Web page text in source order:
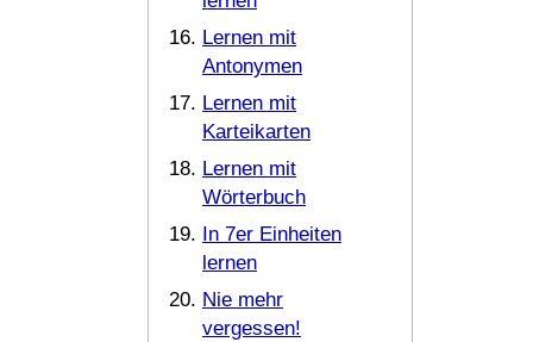
Lernen mit
Antonymen
Lernen mit
Karteikarten
Lernen mit
Wörterbuch
In 7er Einheiten
lernen
Nie mehr
vergessen!